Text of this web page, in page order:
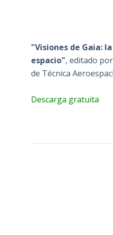
"Visiones de Gaia:
espacio", editado
de Técnica
Descarga gratuita